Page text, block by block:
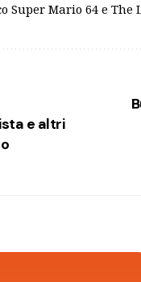
Mario 64 e The
e altri